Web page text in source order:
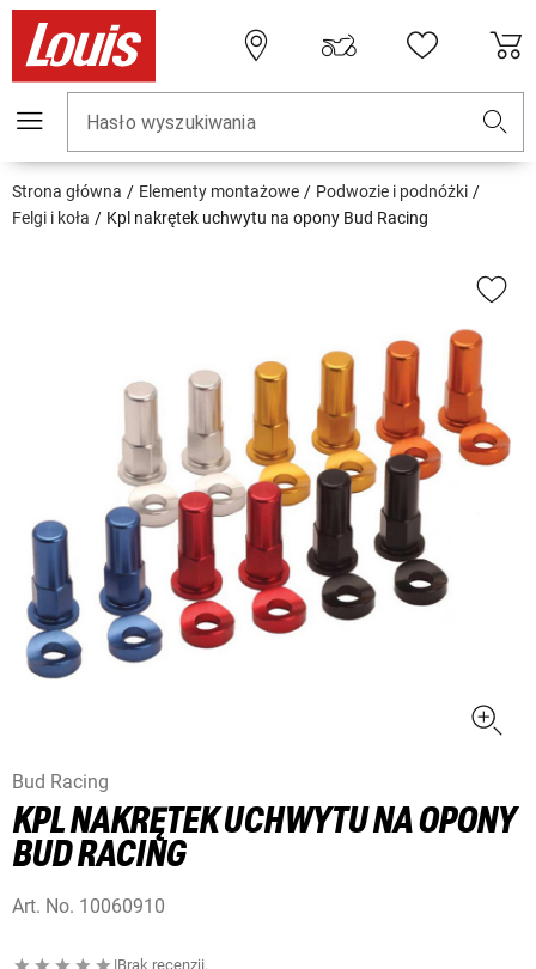
Hasło wyszukiwania
Strona główna Elementy montażowe
Podwozie i podnóżki
Felgi i koła
Kpl nakrętek uchwytu na opony Bud Racing
Bud Racing
KPL NAKRĘTEK UCHWYTU NA OPONY
BUD RACING
Art. No. 10060910
Brak recenzji.